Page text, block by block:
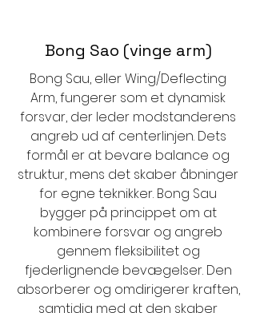
Bong Sao (vinge arm)
Bong Sau, eller Wing/Deflecting
Arm, fungerer som et dynamisk
forsvar, der leder modstanderens
angreb ud af centerlinjen. Dets
formål er at bevare balance og
struktur, mens det skaber åbninger
for egne teknikker. Bong Sau
bygger på princippet om at
kombinere forsvar og angreb
gennem fleksibilitet og
fjederlignende bevægelser. Den
absorberer og omdirigerer kraften,
samtidig med at den skaber